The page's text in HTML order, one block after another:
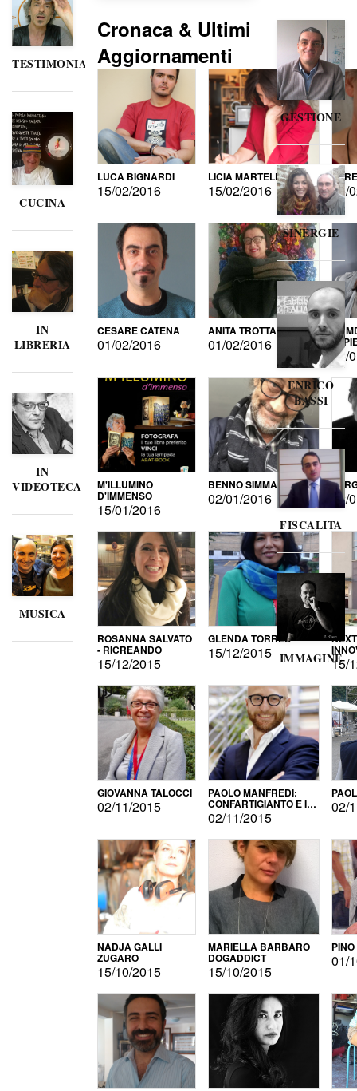
TESTIMONIANZE
CUCINA
IN
LIBRERIA
IN
VIDEOTECA
MUSICA
Cronaca & Ultimi
Aggiornamenti
LUCA BIGNARDI
15/02/2016
LICIA MARTELLI
15/02/2016 15/
CESARE CATENA
01/02/2016
ANITA TROTTA
01/02/2016 DI
15/
M'ILLUMINO
D'IMMENSO
15/01/2016
BENNO SIMMA
02/01/2016
ROSANNA SALVATO
- RICREANDO
15/12/2015
GLENDA TORRES
15/12/2015
15/
GIOVANNA TALOCCI
02/11/2015
PAOLO MANFREDI:
CONFARTIGIANTO E IL
SONDAGGIO
02/11/2015
02/
NADJA GALLI
ZUGARO
15/10/2015
MARIELLA BARBARO
DOGADDICT
15/10/2015
01/
GESTIONE
SINERGIE
ENRICO
BASSI
FISCALITA
IMMAGINE